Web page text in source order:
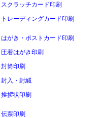
スクラッチカード印刷
トレーディングカード印刷
はがき・ポストカード印刷
圧着はがき印刷
封筒印刷
封入・封緘
挨拶状印刷
伝票印刷